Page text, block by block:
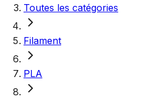
Toutes les catégories
Filament
PLA